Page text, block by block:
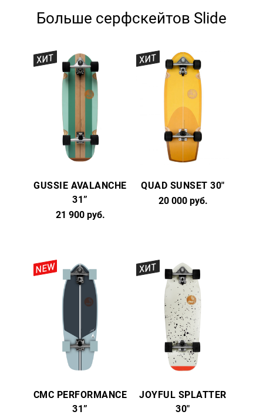
Больше серфскейтов Slide
ХИТ
GUSSIE AVALANCHE
31”
21 900 руб.
ХИТ
QUAD SUNSET 30"
20 000 руб.
NEW
CMC PERFORMANCE
31”
ХИТ
JOYFUL SPLATTER
30"